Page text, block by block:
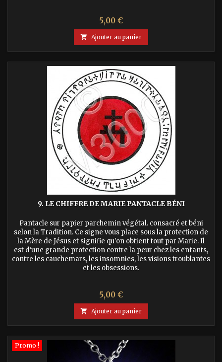
Prix
5,00 €
 Ajouter au panier
9. LE CHIFFRE DE MARIE PANTACLE BÉNI
Pantacle sur papier parchemin végétal. consacré et béni
selon la Tradition. Ce signe vous place sous la protection de
la Mère de Jésus et signifie qu'on obtient tout par Marie. Il
est d'une grande protection contre la peur chez les enfants,
contre les cauchemars, les insomnies, les visions troublantes
et les obsessions.
Prix
5,00 €
 Ajouter au panier
Promo !